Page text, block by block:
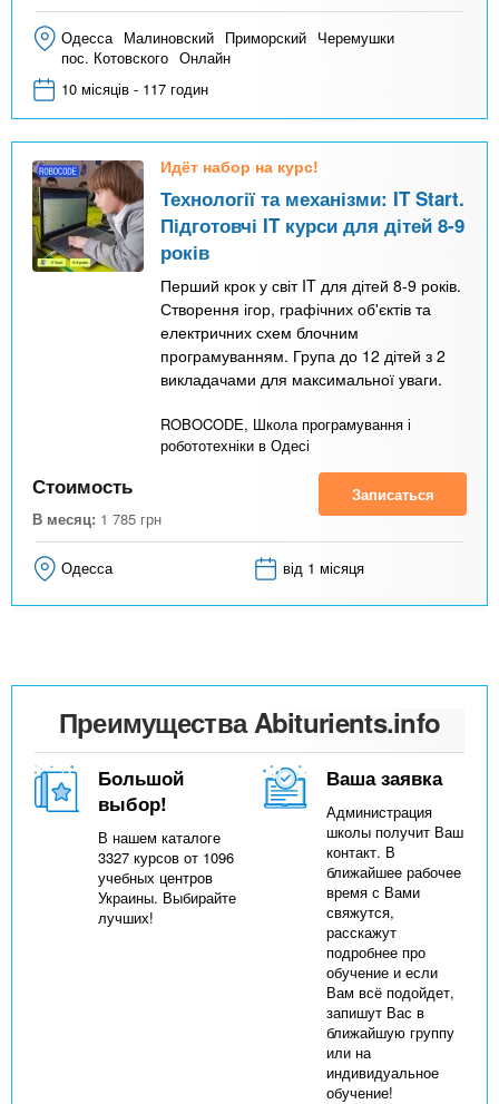
Одесса Малиновский Приморский Черемушки
пос. Котовского Онлайн
10 місяців - 117 годин
Идёт набор на курс!
Технології та механізми: IT Start.
Підготовчі IT курси для дітей 8-9
років
Перший крок у світ IT для дітей 8-9 років.
Створення ігор, графічних об'єктів та
електричних схем блочним
програмуванням. Група до 12 дітей з 2
викладачами для максимальної уваги.
ROBOCODE, Школа програмування і
робототехніки в Одесі
Стоимость
В месяц: 1 785 грн
Записаться
Одесса від 1 місяця
Преимущества Abiturients.info
Большой
выбор!
В нашем каталоге
3327 курсов от 1096
учебных центров
Украины. Выбирайте
лучших!
Ваша заявка
Администрация
школы получит Ваш
контакт. В
ближайшее рабочее
время с Вами
свяжутся,
расскажут
подробнее про
обучение и если
Вам всё подойдет,
запишут Вас в
ближайшую группу
или на
индивидуальное
обучение!